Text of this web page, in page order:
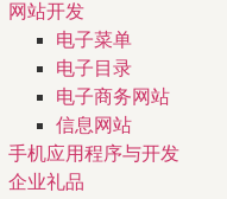
网站开发
电子菜单
电子目录
电子商务网站
信息网站
手机应用程序与开发
企业礼品